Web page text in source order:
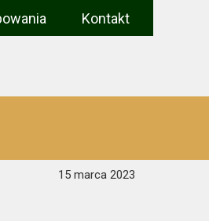
Kontakt
15 marca 2023